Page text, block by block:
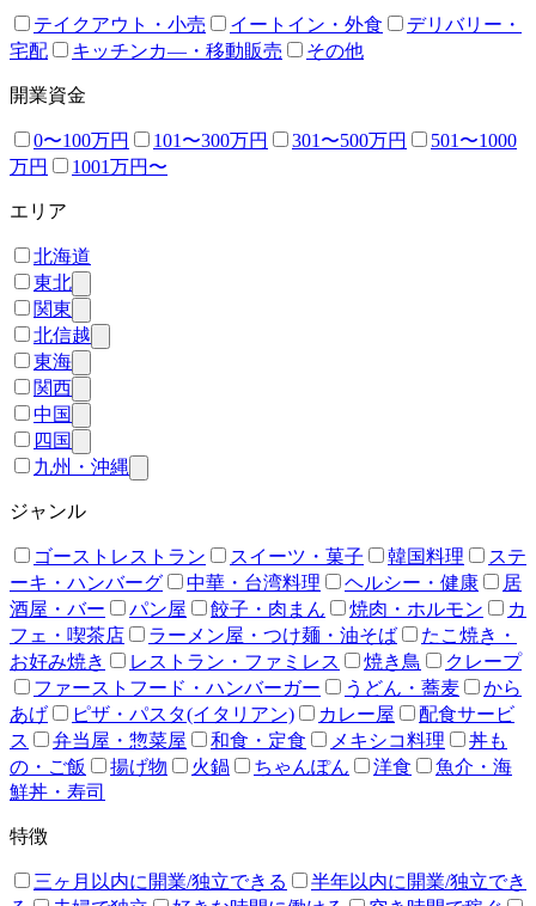
テイクアウト・小売 イートイン・外食
デリバリー・
宅配
キッチンカ―・移動販売 その他
開業資金
0〜100万円 101〜300万円 301〜500万円
501〜1000
万円
1001万円〜
エリア
北海道
東北
関東
北信越
東海
関西
中国
四国
九州・沖縄
ジャンル
ゴーストレストラン スイーツ・菓子 韓国料理
ステ
ーキ・ハンバーグ
中華・台湾料理 ヘルシー・健康
居
酒屋・バー
パン屋 餃子・肉まん 焼肉・ホルモン
カ
フェ・喫茶店
ラーメン屋・つけ麺・油そば
たこ焼き・
お好み焼き
レストラン・ファミレス 焼き鳥
クレープ
ファーストフード・ハンバーガー
うどん・蕎麦
から
あげ
ピザ・パスタ(イタリアン) カレー屋
配食サービ
ス
弁当屋・惣菜屋 和食・定食 メキシコ料理
丼も
の・ご飯
揚げ物 火鍋 ちゃんぽん 洋食
魚介・海
鮮丼・寿司
特徴
三ヶ月以内に開業/独立できる
半年以内に開業/独立でき